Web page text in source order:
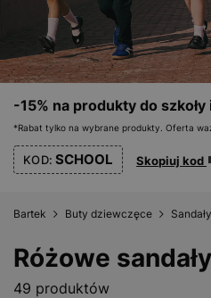
-15% na produkty do
*Rabat tylko na wybrane produkty. Oferta
KOD: SCHOOL Skopiuj kod
Bartek Buty dziewczęce
49 produktów